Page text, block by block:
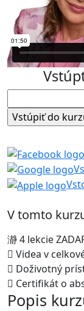
V tomto
4 lekcie
Videa v
Doživotný
Certifikát o
Popis